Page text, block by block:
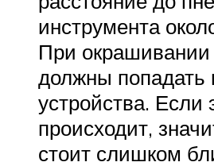
инструмента
При окрашивании
должны попадать
устройства. Если
происходит,
стоит слишком